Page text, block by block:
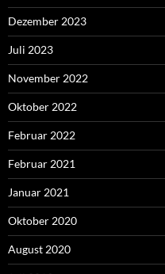
Dezember 2023
Juli 2023
November 2022
Oktober 2022
Februar 2022
Februar 2021
Januar 2021
Oktober 2020
August 2020